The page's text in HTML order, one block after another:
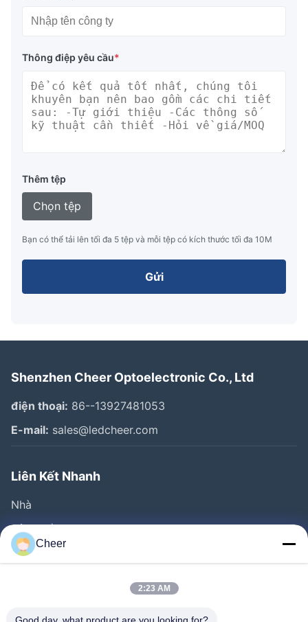
Thông điệp yêu cầu*
Thêm tệp
Chọn tệp
Bạn có thể tải lên tối đa 5 tệp và mỗi tệp có kích thước tối đa 10M
Gửi
Shenzhen Cheer Optoelectronic Co., Ltd
điện thoại: 86--13927481053
E-mail: sales@ledcheer.com
Liên Kết Nhanh
Nhà
Sản Phẩm
Về Chúng Tôi
Cheer
2:23 AM